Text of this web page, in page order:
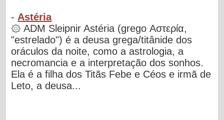
- Astéria
۞ ADM Sleipnir Astéria (grego Αστερία,
"estrelado") é a deusa grega/titânide dos
oráculos da noite, como a astrologia, a
necromancia e a interpretação dos sonhos.
Ela é a filha dos Titãs Febe e Céos e irmã de
Leto, a deusa...